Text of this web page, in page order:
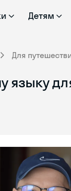
Детям
Для
языку